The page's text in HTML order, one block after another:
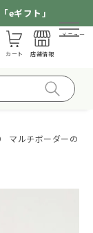
eギフト」
カート 店舗情報
メニュー
マルチボーダーの